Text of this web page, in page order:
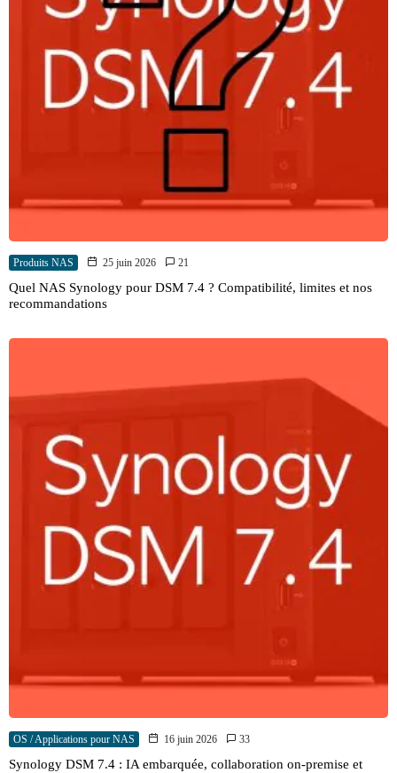
Produits NAS 25 juin 2026 21
Quel NAS Synology pour DSM 7.4 ? Compatibilité, limites et nos
recommandations
OS / Applications pour NAS 16 juin 2026 33
Synology DSM 7.4 : IA embarquée, collaboration on-premise et